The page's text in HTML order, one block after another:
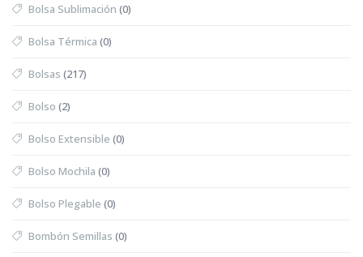
Bolsa Sublimación (0)
Bolsa Térmica (0)
Bolsas (217)
Bolso (2)
Bolso Extensible (0)
Bolso Mochila (0)
Bolso Plegable (0)
Bombón Semillas (0)